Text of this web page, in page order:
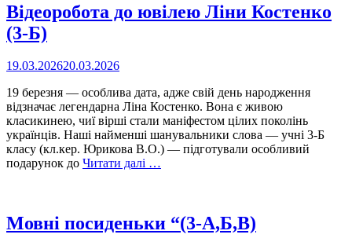
Відеоробота до ювілею Ліни Костенко
(3-Б)
19.03.202620.03.2026
19 березня — особлива дата, адже свій день народження
відзначає легендарна Ліна Костенко. Вона є живою
класикинею, чиї вірші стали маніфестом цілих поколінь
українців. Наші найменші шанувальники слова — учні 3-Б
класу (кл.кер. Юрикова В.О.) — підготували особливий
подарунок до Читати далі …
Мовні посиденьки “(3-А,Б,В)